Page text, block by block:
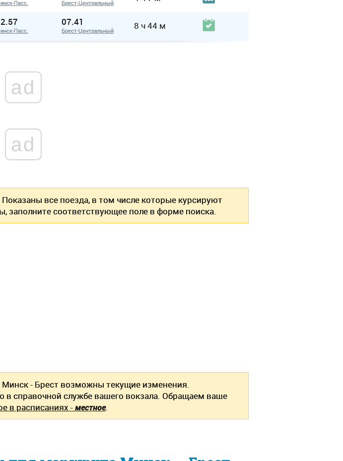
Пасс. Брест-Центральный
Пасс.
07.41
Брест-Центральный 8 ч 44 м
ad
ad
все поезда, в том числе которые курсируют
заполните соответствующее поле в форме поиска.
- Брест возможны текущие изменения.
справочной службе вашего вокзала. Обращаем ваше
в расписаниях -местное.